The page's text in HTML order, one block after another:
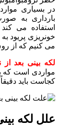
در بسیاری
استفاده می
خونریزی پریود
می کنیم که از
لکه بینی بعد
مواردی است که
کجاست باید
علل لکه